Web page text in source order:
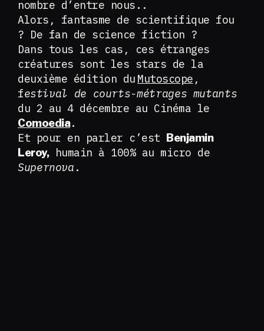
nombre d’entre nous..
Alors, fantasme de scientifique fou
? De fan de science fiction ?
Dans tous les cas, ces étranges
créatures sont les stars de la
deuxième édition du Mutoscope ,
festival de courts-métrages mutants
du 2 au 4 décembre au Cinéma le
Comoedia.
Et pour en parler c’est
Benjamin
Leroy,humain à 100% au micro de
Supernova .